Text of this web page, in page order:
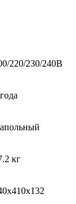
220/230/240В
кг